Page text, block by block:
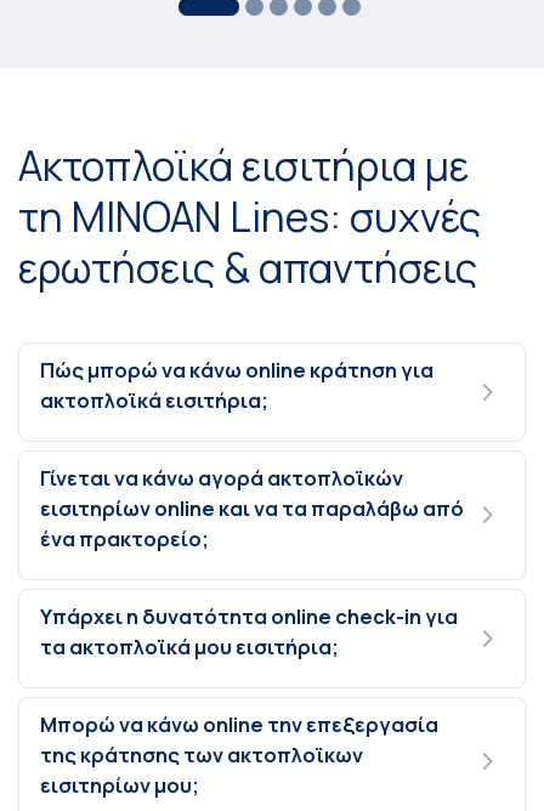
Ακτοπλοϊκά εισιτήρια με
τη MINOAN Lines: συχνές
ερωτήσεις & απαντήσεις
Πώς μπορώ να κάνω online κράτηση για
ακτοπλοϊκά εισιτήρια;
Γίνεται να κάνω αγορά ακτοπλοϊκών
εισιτηρίων online και να τα παραλάβω από
ένα πρακτορείο;
Υπάρχει η δυνατότητα online check-in για
τα ακτοπλοϊκά μου εισιτήρια;
Μπορώ να κάνω online την επεξεργασία
της κράτησης των ακτοπλοϊκων
εισιτηρίων μου;